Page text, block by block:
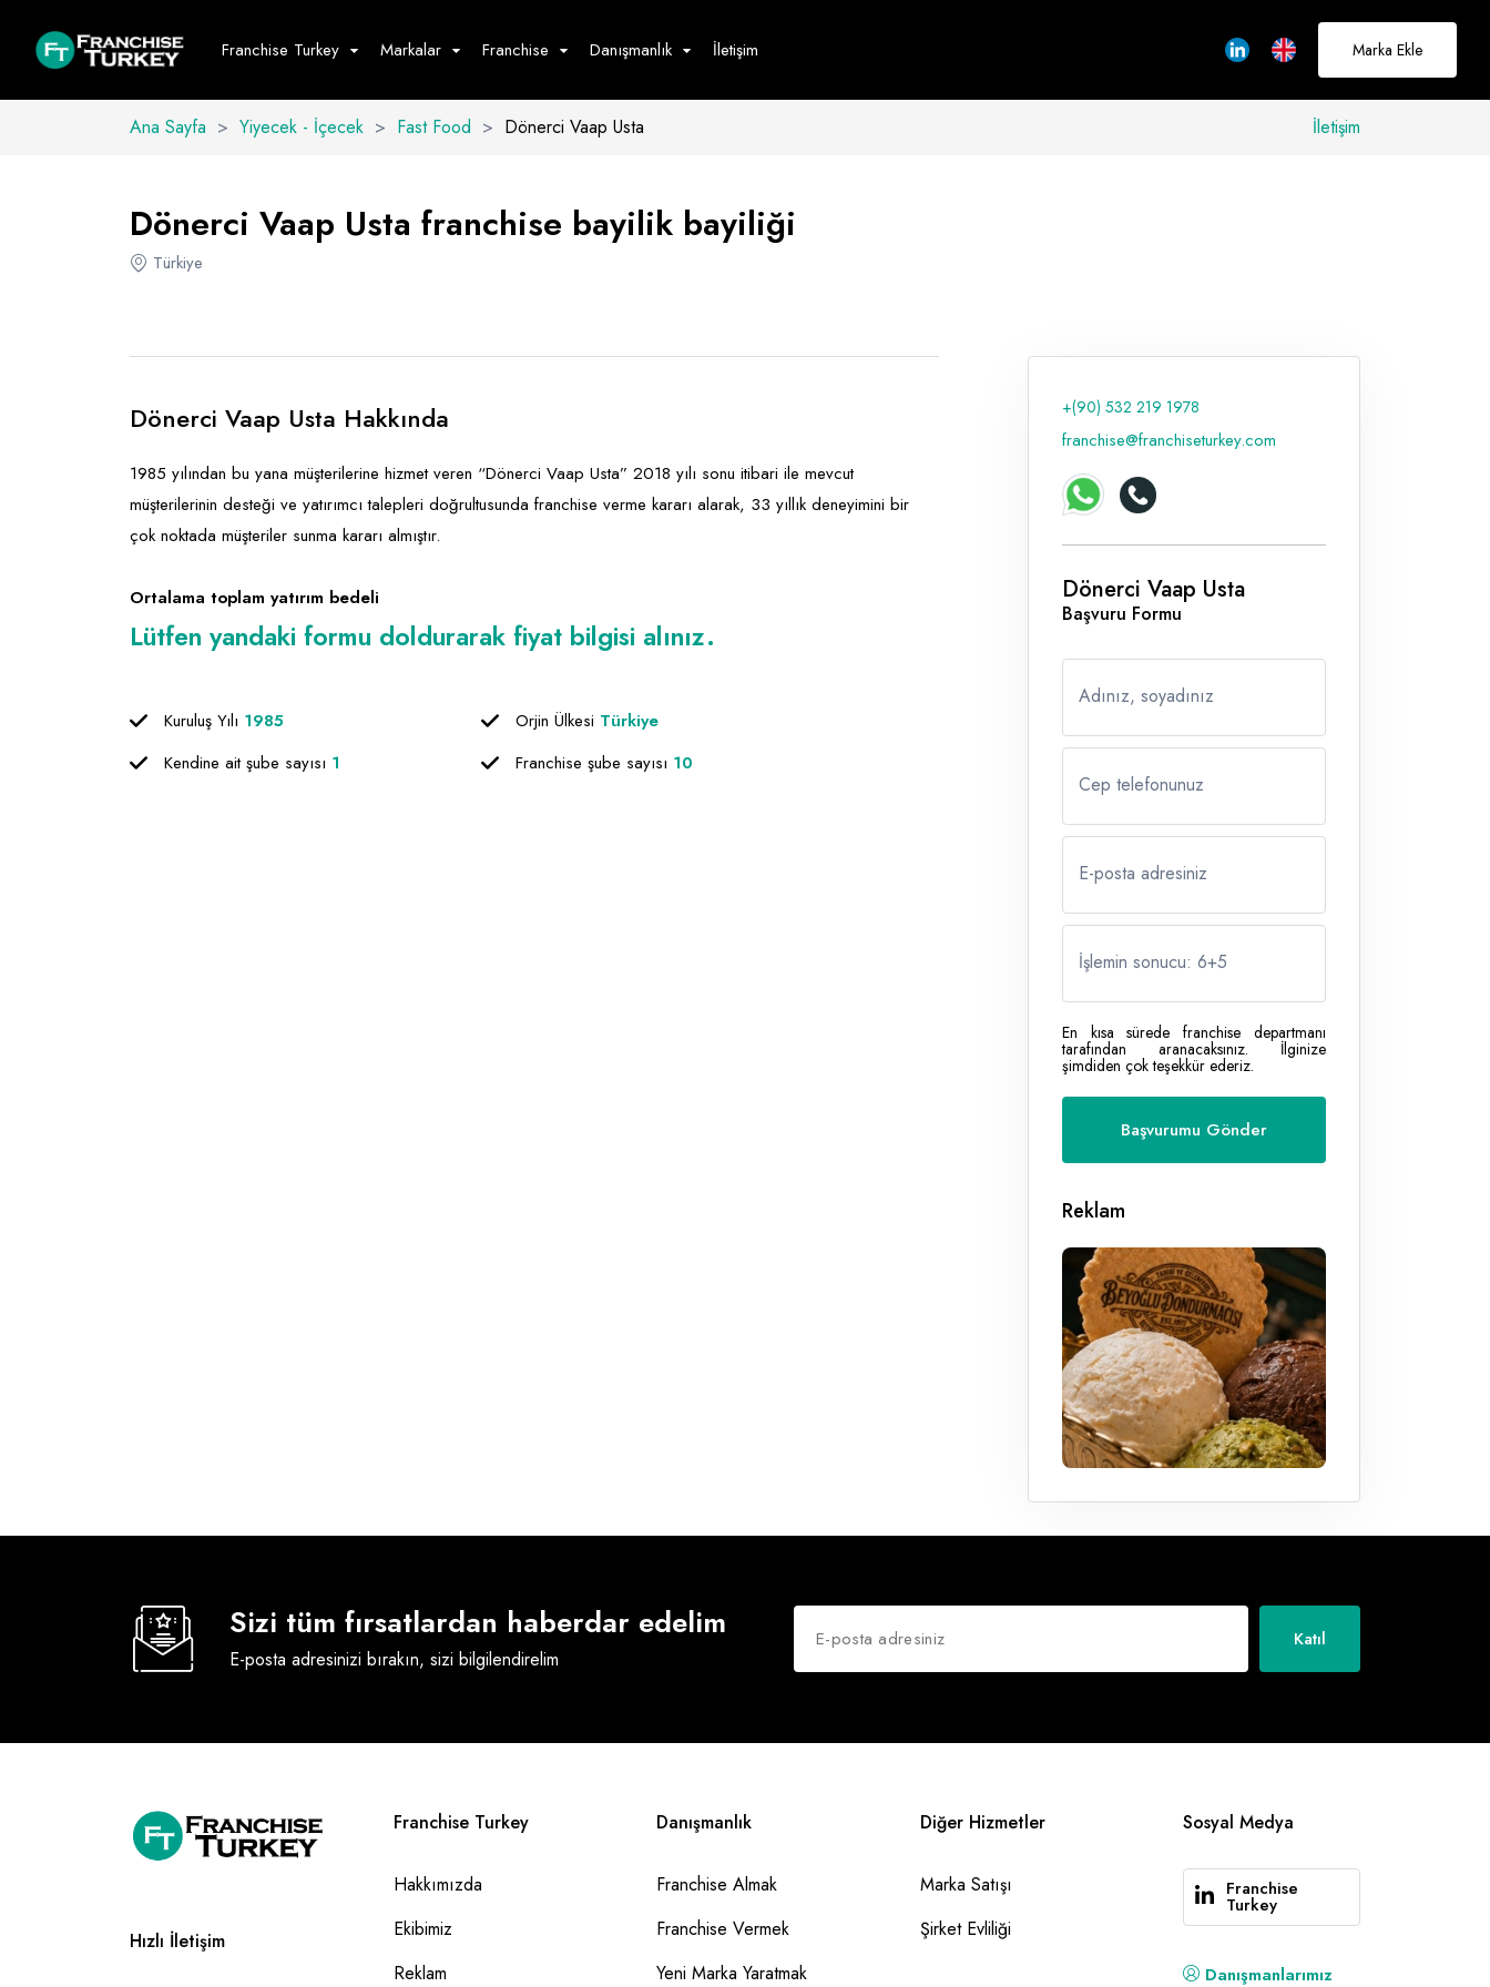
Franchise Turkey Markalar
Hizmet
Hepsini Göster
buradayız
Hakkımızda
Franchise Danışmanlık İletişim Marka Ekle
Ana Sayfa > Yiyecek - İçecek > Fast Food > Dönerci Vaap Usta İletişim
Dönerci Vaap Usta franchise bayilik bayiliği
Türkiye
Dönerci Vaap Usta Hakkında
1985 yılından bu yana müşterilerine hizmet veren “Dönerci Vaap Usta” 2018 yılı sonu itibari ile mevcut
müşterilerinin desteği ve yatırımcı talepleri doğrultusunda franchise verme kararı alarak, 33 yıllık deneyimini bir
çok noktada müşteriler sunma kararı almıştır.
Ortalama toplam yatırım bedeli
Lütfen yandaki formu doldurarak fiyat bilgisi alınız.
Kuruluş Yılı 1985 Orjin Ülkesi Türkiye
Kendine ait şube sayısı 1 Franchise şube sayısı 10
+(90) 532 219 1978
franchise@franchiseturkey.com
Dönerci Vaap Usta
Başvuru Formu
Adınız, soyadınız
Cep telefonunuz
E-posta adresiniz
İşlemin sonucu: 6+5
En kısa sürede franchise departmanı
tarafından aranacaksınız. İlginize
şimdiden çok teşekkür ederiz.
Reklam
Sizi tüm fırsatlardan haberdar edelim
E-posta adresinizi bırakın, sizi bilgilendirelim
Katıl
Hızlı İletişim
Franchise Turkey
Hakkımızda
Ekibimiz
Reklam
Danışmanlık
Franchise Almak
Franchise Vermek
Yeni Marka Yaratmak
Diğer Hizmetler
Marka Satışı
Şirket Evliliği
Sosyal Medya
Franchise
Turkey
Danışmanlarımız